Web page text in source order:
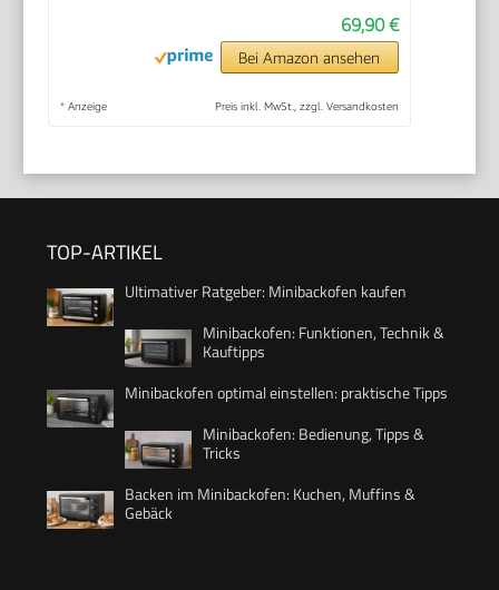
69,90 €
Bei Amazon ansehen
* Anzeige Preis inkl. MwSt., zzgl. Versandkosten
TOP-ARTIKEL
Ultimativer Ratgeber: Minibackofen kaufen
Minibackofen: Funktionen, Technik &
Kauftipps
Minibackofen optimal einstellen: praktische Tipps
Minibackofen: Bedienung, Tipps &
Tricks
Backen im Minibackofen: Kuchen, Muffins &
Gebäck